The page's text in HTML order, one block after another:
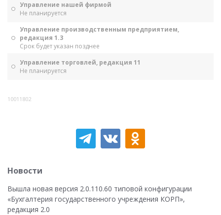
Управление нашей фирмой
Не планируется
Управление производственным предприятием,
редакция 1.3
Срок будет указан позднее
Управление торговлей, редакция 11
Не планируется
10011802
Новости
Вышла новая версия 2.0.110.60 типовой конфигурации
«Бухгалтерия государственного учреждения КОРП»,
редакция 2.0